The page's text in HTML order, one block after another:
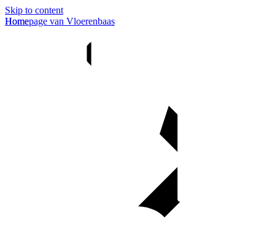
Skip to content
Homepage van Vloerenbaas
Home